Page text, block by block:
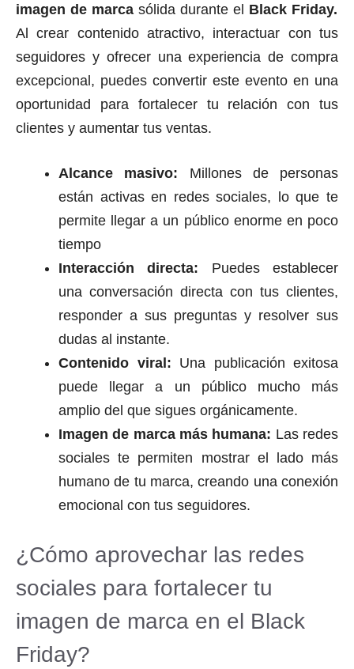
imagen de marca sólida durante el Black Friday.
Al crear contenido atractivo, interactuar con tus
seguidores y ofrecer una experiencia de compra
excepcional, puedes convertir este evento en una
oportunidad para fortalecer tu relación con tus
clientes y aumentar tus ventas.
Alcance masivo: Millones de personas
están activas en redes sociales, lo que te
permite llegar a un público enorme en poco
tiempo
Interacción directa: Puedes establecer
una conversación directa con tus clientes,
responder a sus preguntas y resolver sus
dudas al instante.
Contenido viral: Una publicación exitosa
puede llegar a un público mucho más
amplio del que sigues orgánicamente.
Imagen de marca más humana: Las redes
sociales te permiten mostrar el lado más
humano de tu marca, creando una conexión
emocional con tus seguidores.
¿Cómo aprovechar las redes
sociales para fortalecer tu
imagen de marca en el Black
Friday?